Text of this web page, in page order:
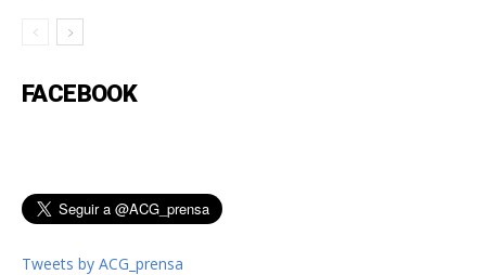
FACEBOOK
Tweets by ACG_prensa